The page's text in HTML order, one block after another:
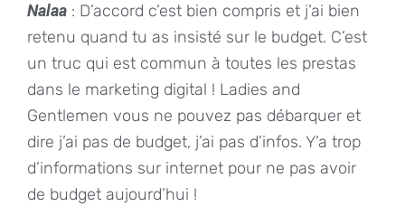
Nalaa : D’accord c’est bien compris et j’ai bien
retenu quand tu as insisté sur le budget. C’est
un truc qui est commun à toutes les prestas
dans le marketing digital ! Ladies and
Gentlemen vous ne pouvez pas débarquer et
dire j’ai pas de budget, j’ai pas d’infos. Y’a trop
d’informations sur internet pour ne pas avoir
de budget aujourd’hui !